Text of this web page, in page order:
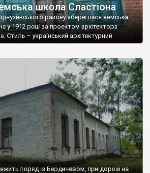
школа Сластіона
району збереглася земська
у 1912 році за проектом архітектора
Стиль – український архітектурний
поряд із Бердичевом, при дорозі на